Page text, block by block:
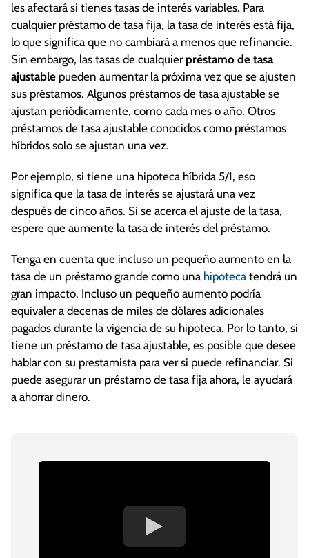
les afectará si tienes tasas de interés variables. Para
cualquier préstamo de tasa fija, la tasa de interés está fija,
lo que significa que no cambiará a menos que refinancie.
Sin embargo, las tasas de cualquier préstamo de tasa
ajustable pueden aumentar la próxima vez que se ajusten
sus préstamos. Algunos préstamos de tasa ajustable se
ajustan periódicamente, como cada mes o año. Otros
préstamos de tasa ajustable conocidos como préstamos
híbridos solo se ajustan una vez.
Por ejemplo, si tiene una hipoteca híbrida 5/1, eso
significa que la tasa de interés se ajustará una vez
después de cinco años. Si se acerca el ajuste de la tasa,
espere que aumente la tasa de interés del préstamo.
Tenga en cuenta que incluso un pequeño aumento en la
tasa de un préstamo grande como una hipoteca tendrá un
gran impacto. Incluso un pequeño aumento podría
equivaler a decenas de miles de dólares adicionales
pagados durante la vigencia de su hipoteca. Por lo tanto, si
tiene un préstamo de tasa ajustable, es posible que desee
hablar con su prestamista para ver si puede refinanciar. Si
puede asegurar un préstamo de tasa fija ahora, le ayudará
a ahorrar dinero.